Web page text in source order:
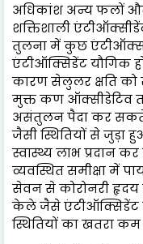
अधिकांश अन्य फलों
शक्तिशाली
तुलना में कुछ
एंटीऑक्सिडेंट यौगिक
कारण सेलुलर क्षति
मुक्त कण ऑक्सीडेटिव
असंतुलन पैदा कर
जैसी स्थितियों से जुड़ा
स्वास्थ्य लाभ प्रदान
व्यवस्थित समीक्षा में
सेवन से कोरोनरी हृदय
केले जैसे एंटीऑक्सिडेंट
स्थितियों का खतरा कम